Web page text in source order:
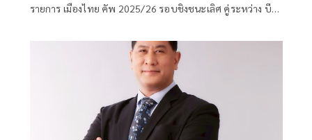
รายการ เมืองไทย คัพ 2025/26 รอบชิงชนะเลิศ คู่ระหว่าง บีจี
เกียรติจาก วลาดิเมียร์ วูโยวิช หัวหน้าผู้ฝึกสอน และ พาตริก กุส
ตาฟส์สัน นักกีฬา จากสโมสรบีจี ปทุม ยูไนเต็ด, สระราวุฒิ ตรี
พันธ์ หัวหน้าผู้ฝึกสอน และ พีรดนย์ ฉ่ำรัศมี นักกีฬาจากสโมสร
การท่าเรือ เอฟซี ร่วมแถลงความพร้อมก่อนเกมในครั้งนี้